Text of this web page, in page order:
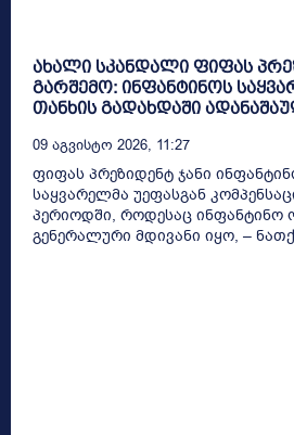
ახალი სკანდალი ფიფას
გარშემო: ინფანტინოს
თანხის გადახდაში
09 Აგვისტო 2026, 11:27
ფიფას პრეზიდენტ ჯანი
საყვარელმა უეფასგან
პერიოდში, როდესაც ინფანტინო
გენერალური მდივანი იყო, –